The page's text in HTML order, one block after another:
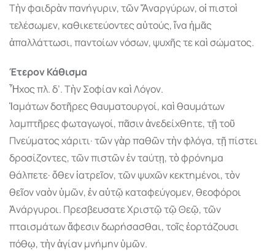
Τὴν φαιδρὰν πανήγυριν, τῶν Ἄναργύρων, οἱ πιστοὶ
τελέσωμεν, καθικετεύοντες αὐτούς, ἵνα ἡμᾶς
ἀπαλλάττωσι, παντοίων νόσων, ψυχῆς τε καὶ σώματος.
Έτερον Κάθισμα
Ἦχος πλ. δ’. Τὴν Σοφίαν καὶ Λόγον.
Ἰαμάτων δοτῆρες θαυματουργοί, καὶ θαυμάτων
λαμπτῆρες φωταγωγοί, πᾶσιν ἀνεδείχθητε, τῇ τοῦ
Πνεύματος χάριτι· τῶν γὰρ παθῶν τὴν φλόγα, τῇ πίστει
δροσίζοντες, τῶν πιστῶν ἐν ταύτῃ, τὸ φρόνημα
θάλπετε· ὅθεν ἰατρεῖον, τῶν ψυχῶν κεκτημένοι, τὸν
θεῖον ναὸν ὑμῶν, ἐν αὐτῷ καταφεύγομεν, θεοφόροι
Ἀνάργυροι. Πρεσβευσατε Χριστῷ τῷ Θεῷ, τῶν
πταισμάτων ἄφεσιν δωρήσασθαι, τοῖς ἑορτάζουσι
πόθῳ, τὴν ἁγίαν μνήμην ὑμῶν.